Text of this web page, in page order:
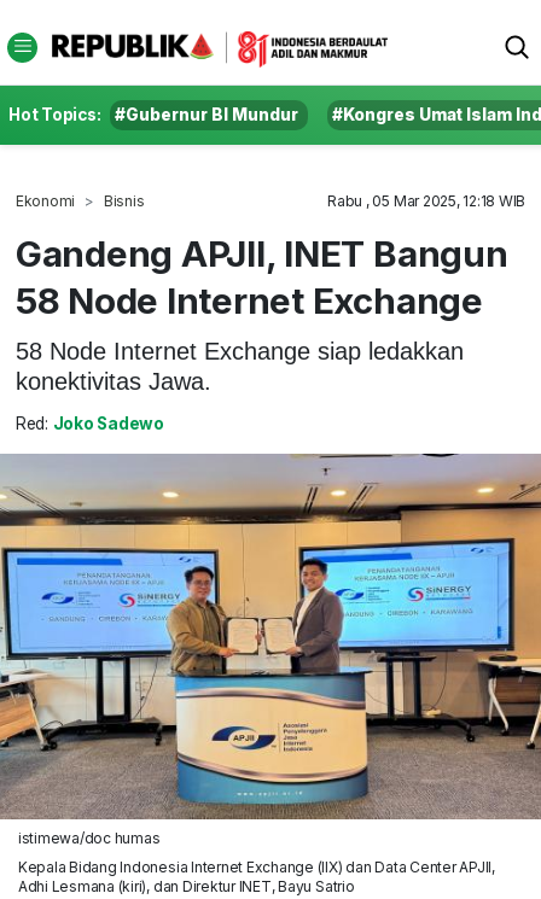
Hot Topics: #Gubernur BI Mundur #Kongres Umat Islam
Ekonomi Bisnis Rabu , 05 Mar 2025, 12:18 WIB
Gandeng APJII, INET Bangun
58 Node Internet Exchange
58 Node Internet Exchange siap ledakkan
konektivitas Jawa.
Red: Joko Sadewo
istimewa/doc humas
Kepala Bidang Indonesia Internet Exchange (IIX) dan Data Center APJII,
Adhi Lesmana (kiri), dan Direktur INET, Bayu Satrio